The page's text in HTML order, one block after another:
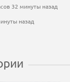
32 минуты назад
назад